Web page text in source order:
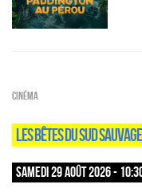
Cinéma
LES BÊTES DU SUD SAUVAGE
SAMEDI 29 AOÛT 2026 -